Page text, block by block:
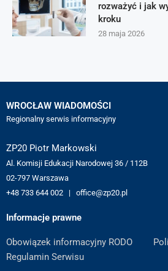
rozważyć i jak
kroku
28 maja 2026
WROCŁAW WIADOMOŚCI
Regionalny serwis informacyjny
ZP20 Piotr Markowski
Al. Komisji Edukacji Narodowej 36 / 112B
02-797 Warszawa
+48 733 644 002 | office@zp20.pl
Informacje prawne
Obowiązek informacyjny RODO
Regulamin Serwisu